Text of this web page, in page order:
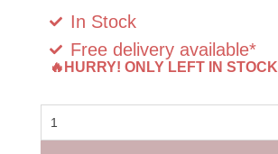
In Stock
Free delivery available*
🔥HURRY! ONLY LEFT IN STOCK
Faja
Colombiana
4010